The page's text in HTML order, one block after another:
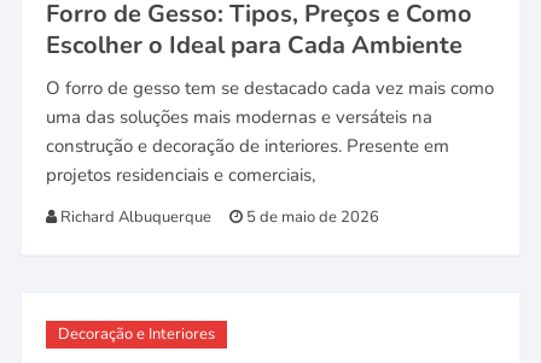
Forro de Gesso: Tipos, Preços e Como
Escolher o Ideal para Cada Ambiente
O forro de gesso tem se destacado cada vez mais como
uma das soluções mais modernas e versáteis na
construção e decoração de interiores. Presente em
projetos residenciais e comerciais,
Richard Albuquerque 5 de maio de 2026
Decoração e Interiores